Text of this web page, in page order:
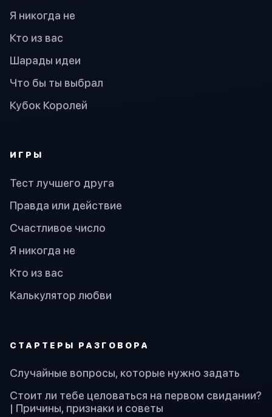
Я никогда не
Кто из вас
Шарады идеи
Что бы ты выбрал
Кубок Королей
ИГРЫ
Тест лучшего друга
Правда или действие
Счастливое число
Я никогда не
Кто из вас
Калькулятор любви
СТАРТЕРЫ РАЗГОВОРА
Случайные вопросы, которые нужно задать
Стоит ли тебе целоваться на первом свидании?
| Причины, признаки и советы